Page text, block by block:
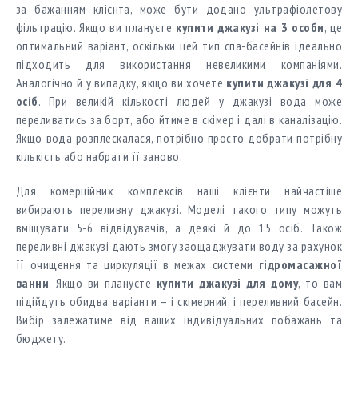
за бажанням клієнта, може бути додано ультрафіолетову
фільтрацію. Якщо ви плануєте купити джакузі на 3 особи, це
оптимальний варіант, оскільки цей тип спа-басейнів ідеально
підходить для використання невеликими компаніями.
Аналогічно й у випадку, якщо ви хочете купити джакузі для 4
осіб. При великій кількості людей у ​​джакузі вода може
переливатись за борт, або йтиме в скімер і далі в каналізацію.
Якщо вода розплескалася, потрібно просто добрати потрібну
кількість або набрати її заново.
Для комерційних комплексів наші клієнти найчастіше
вибирають переливну джакузі. Моделі такого типу можуть
вміщувати 5-6 відвідувачів, а деякі й до 15 осіб. Також
переливні джакузі дають змогу заощаджувати воду за рахунок
її очищення та циркуляції в межах системи гідромасажної
ванни. Якщо ви плануєте купити джакузі для дому, то вам
підійдуть обидва варіанти – і скімерний, і переливний басейн.
Вибір залежатиме від ваших індивідуальних побажань та
бюджету.